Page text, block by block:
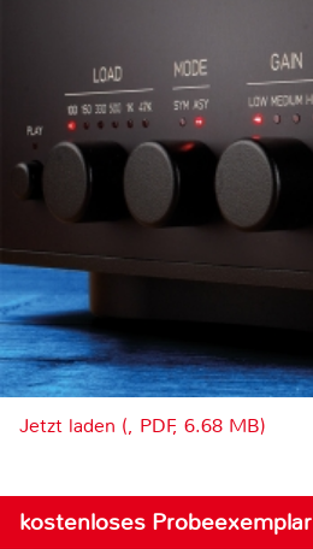
Jetzt laden (, PDF, 6.68 MB)
kostenloses Probeexemplar